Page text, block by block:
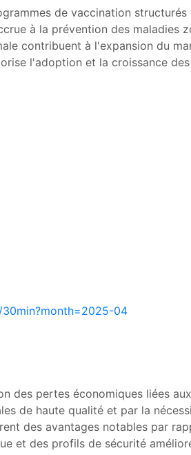
de vaccination
à la prévention des maladies
contribuent à l'expansion du
l'adoption et la croissance
04
des pertes économiques liées
de haute qualité et par la
des avantages notables par
et des profils de sécurité